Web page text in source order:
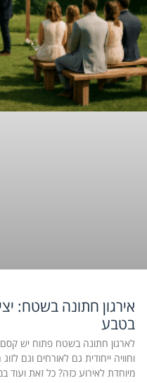
אירגון חתונה בשטח:
בטבע
לארגון חתונה בשטח פתוח יש קסם
וחוויה ייחודית גם לאורחים וגם
מיוחדת לאירוע כזה? כל זאת ועוד